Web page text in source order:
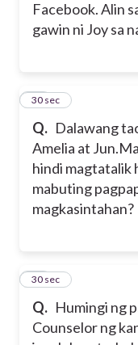
Facebook. Alin
gawin ni Joy sa
Q. Dalawang
Amelia at
hindi magtatalik
mabuting
magkasintahan?
15
30 sec
Q. Humingi ng
Counselor ng
16
30 sec